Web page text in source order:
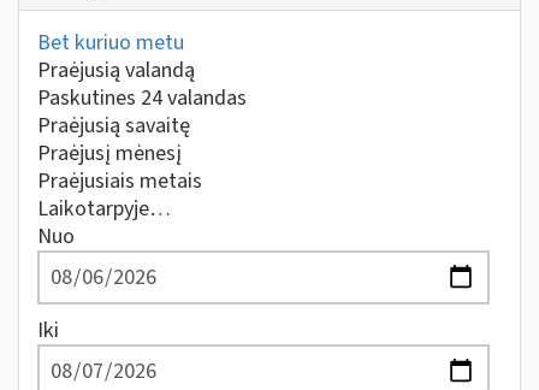
Bet kuriuo metu
Praėjusią valandą
Paskutines 24 valandas
Praėjusią savaitę
Praėjusį mėnesį
Praėjusiais metais
Laikotarpyje…
Nuo
Iki